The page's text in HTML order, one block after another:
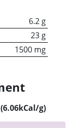
6.2 g
23 g
1500 mg
g)